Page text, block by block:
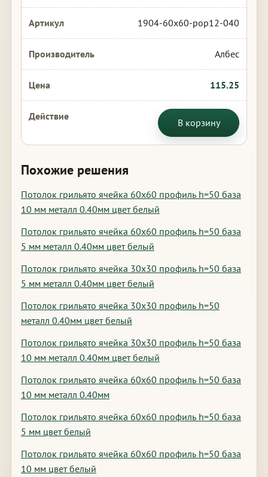
1904-60x60-pop12-040
Албес
115.25
В корзину
Похожие решения
Потолок грильято ячейка 60х60 профиль h=50 база
10 мм металл 0.40мм цвет белый
Потолок грильято ячейка 60х60 профиль h=50 база
5 мм металл 0.40мм цвет белый
Потолок грильято ячейка 30х30 профиль h=50 база
5 мм металл 0.40мм цвет белый
Потолок грильято ячейка 30х30 профиль h=50
металл 0.40мм цвет белый
Потолок грильято ячейка 30х30 профиль h=50 база
10 мм металл 0.40мм цвет белый
Потолок грильято ячейка 60х60 профиль h=50 база
10 мм металл 0.40мм
Потолок грильято ячейка 60х60 профиль h=50 база
5 мм цвет белый
Потолок грильято ячейка 60х60 профиль h=50 база
10 мм цвет белый